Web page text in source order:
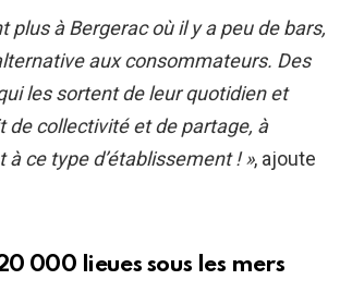
plus à Bergerac où il y a peu de bars,
aux consommateurs. Des
les sortent de leur quotidien et
de collectivité et de partage, à
à ce type d’établissement ! », ajoute
000 lieues sous les mers